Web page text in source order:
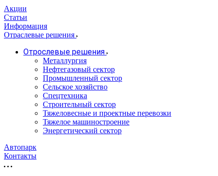
Акции
Статьи
Информация
Отраслевые решения
Отрослевые решения
Металлургия
Нефтегазовый сектор
Промышленный сектор
Сельское хозяйство
Спецтехника
Строительный сектор
Тяжеловесные и проектные перевозки
Тяжелое машиностроение
Энергетический сектор
Автопарк
Контакты